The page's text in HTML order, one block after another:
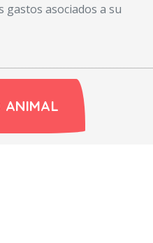
gastos asociados a su
ANIMAL